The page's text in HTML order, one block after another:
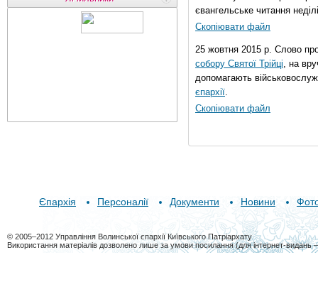
євангельське читання
Скопіювати файл
25 жовтня 2015 р. Слово
собору Святої Трійці, на
допомагають
єпархії.
Скопіювати файл
Єпархія Персоналії Документи Новини
© 2005–2012 Управління Волинської єпархії Київського Патріархату
Використання матеріалів дозволено лише за умови посилання (для інтернет-видань